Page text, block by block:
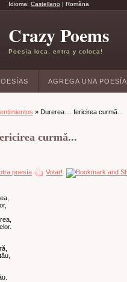
Idioma: Castellano | Româna
Crazy Poems
Poesía loca, entra y coloca!
AGREGA UNA POESÍA
» Durerea.... fericirea curmă...
curmă...
poesía Votar!